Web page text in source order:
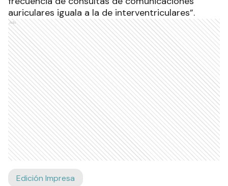
auriculares iguala a la de interventriculares”.
Ads
Edición Impresa